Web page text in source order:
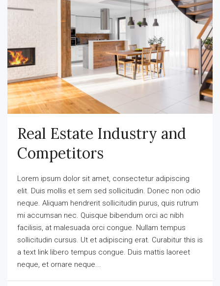
Real Estate Industry and
Competitors
Lorem ipsum dolor sit amet, consectetur adipiscing
elit. Duis mollis et sem sed sollicitudin. Donec non odio
neque. Aliquam hendrerit sollicitudin purus, quis rutrum
mi accumsan nec. Quisque bibendum orci ac nibh
facilisis, at malesuada orci congue. Nullam tempus
sollicitudin cursus. Ut et adipiscing erat. Curabitur this is
a text link libero tempus congue. Duis mattis laoreet
neque, et ornare neque...